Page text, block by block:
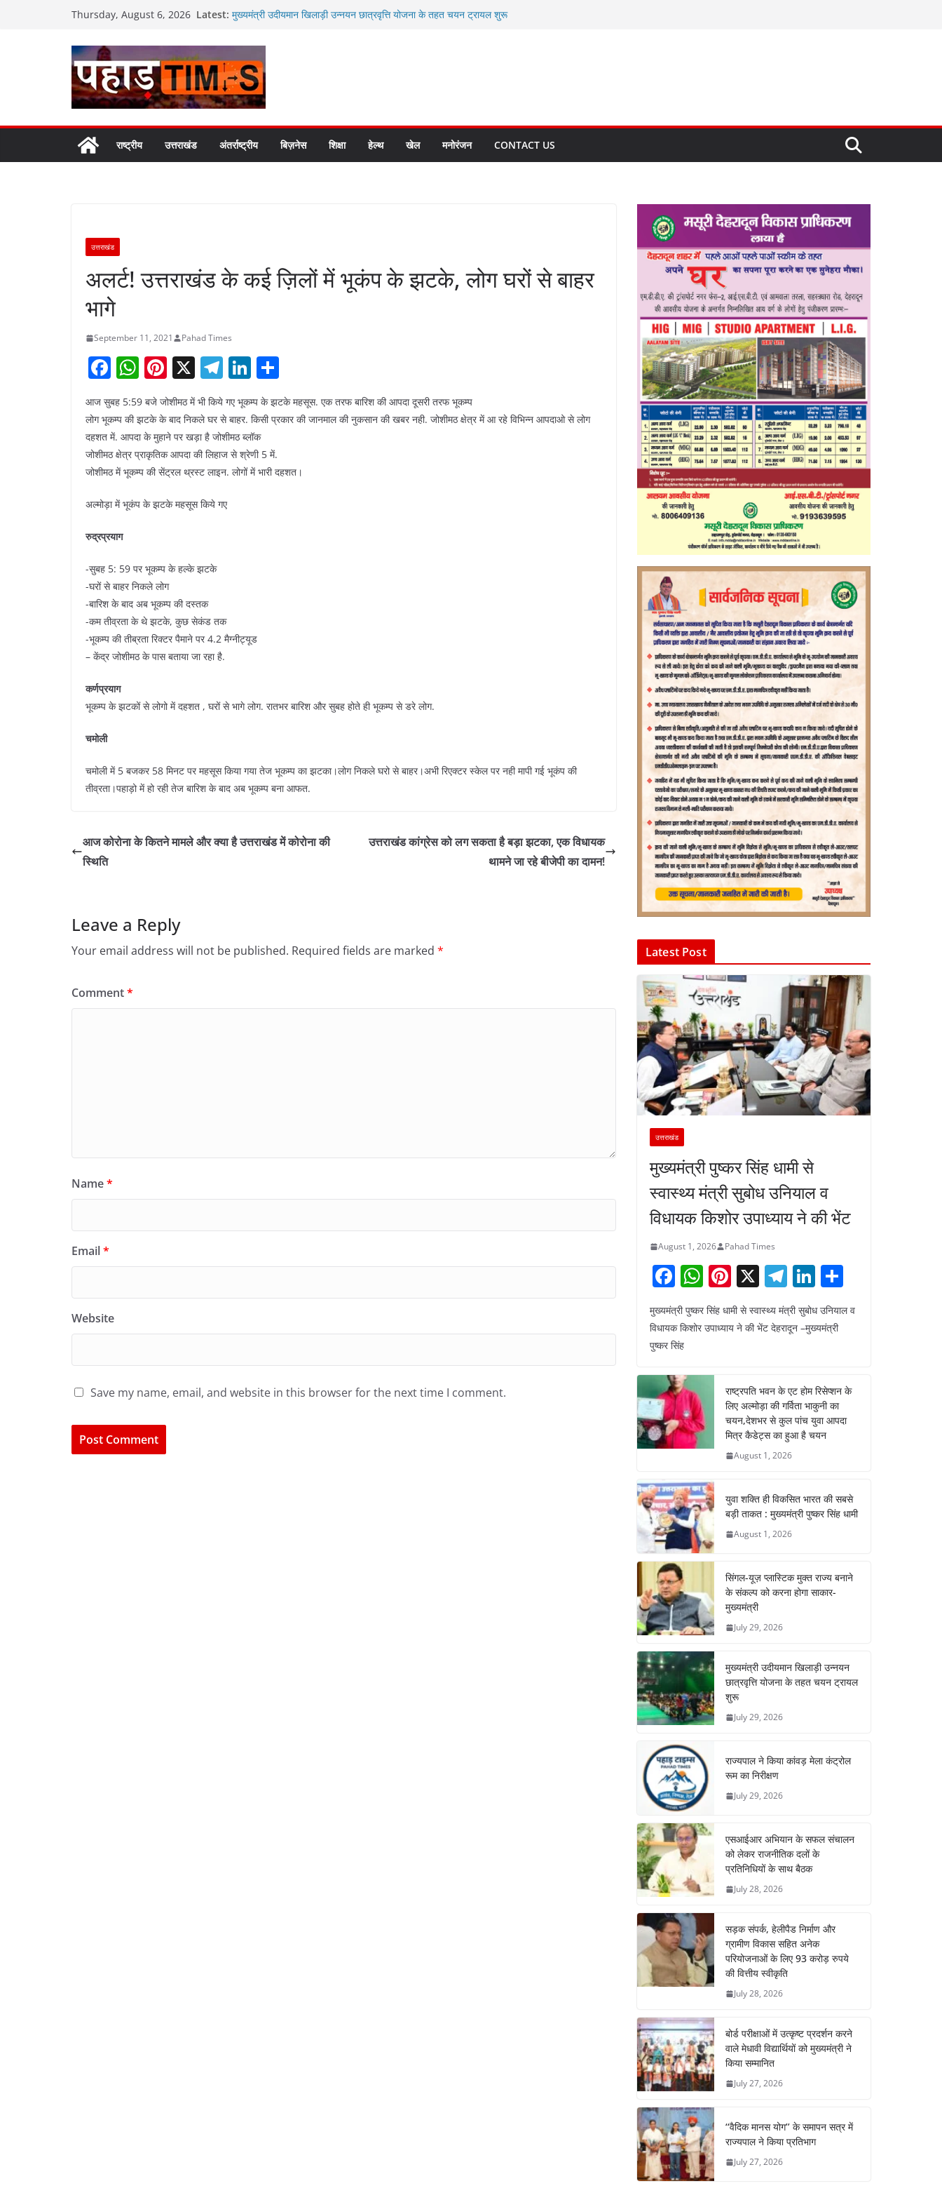
Thursday, August 6, 2026 Latest: मुख्यमंत्री उदीयमान खिलाड़ी उन्नयन छात्रवृत्ति योजना के तहत चयन ट्रायल शुरू
चयन,देशभर से कुल पांच युवा आपदा मित्र कैडेट्स का हुआ है चयन
युवा शक्ति ही विकसित भारत की सबसे बड़ी ताकत : मुख्यमंत्री पुष्कर सिंह धामी
सिंगल-यूज़ प्लास्टिक मुक्त राज्य बनाने के संकल्प को करना होगा साकार- मुख्यमंत्री
राष्ट्रीय उत्तराखंड अंतर्राष्ट्रीय बिज़नेस शिक्षा हेल्थ खेल मनोरंजन CONTACT US
उत्तराखंड
अलर्ट! उत्तराखंड के कई ज़िलों में भूकंप के झटके, लोग घरों से बाहर
भागे
September 11, 2021 Pahad Times
F
c
e
b
o
o
W
at
s
A
p
p
Pi
nt
er
e
st
X T
e
gr
a
m
Li
n
k
e
dI
n
h
ar
आज सुबह 5:59 बजे जोशीमठ में भी किये गए भूकम्प के झटके महसूस. एक तरफ बारिश की आपदा दूसरी तरफ भूकम्प
लोग भूकम्प की झटके के बाद निकले घर से बाहर. किसी प्रकार की जानमाल की नुकसान की खबर नही. जोशीमठ क्षेत्र में आ रहे विभिन्न आपदाओ से लोग
दहशत में. आपदा के मुहाने पर खड़ा है जोशीमठ ब्लॉक
जोशीमठ क्षेत्र प्राकृतिक आपदा की लिहाज से श्रेणी 5 में.
जोशीमठ में भूकम्प की सेंट्रल थ्रस्ट लाइन. लोगों में भारी दहशत।
अल्मोड़ा में भूकंप के झटके महसूस किये गए
रुद्रप्रयाग
-सुबह 5: 59 पर भूकम्प के हल्के झटके
-घरों से बाहर निकले लोग
-बारिश के बाद अब भूकम्प की दस्तक
-कम तीव्रता के थे झटके, कुछ सेकंड तक
-भूकम्प की तीब्रता रिक्टर पैमाने पर 4.2 मैग्नीट्यूड
– केंद्र जोशीमठ के पास बताया जा रहा है.
कर्णप्रयाग
भूकम्प के झटकों से लोगो में दहशत , घरों से भागे लोग. रातभर बारिश और सुबह होते ही भूकम्प से डरे लोग.
चमोली
चमोली में 5 बजकर 58 मिनट पर महसूस किया गया तेज भूकम्प का झटका।लोग निकले घरो से बाहर।अभी रिएक्टर स्केल पर नही मापी गई भूकंप की
तीव्रता।पहाड़ो में हो रही तेज बारिश के बाद अब भूकम्प बना आफत.
आज कोरोना के कितने मामले और क्या है उत्तराखंड में कोरोना की
स्थिति
उत्तराखंड कांग्रेस को लग सकता है बड़ा झटका, एक विधायक
थामने जा रहे बीजेपी का दामन!
Leave a Reply
Your email address will not be published. Required fields are marked *
Comment*
Name*
Email*
Website
Save my name, email, and website in this browser for the next time I comment.
Latest Post
उत्तराखंड
मुख्यमंत्री पुष्कर सिंह धामी से
स्वास्थ्य मंत्री सुबोध उनियाल व
विधायक किशोर उपाध्याय ने की भेंट
August 1, 2026 Pahad Times
F
a
c
e
o
o
k
W
h
at
p
Pi
nt
er
X T
el
e
gr
m
Li
n
k
n
ar
मुख्यमंत्री पुष्कर सिंह धामी से स्वास्थ्य मंत्री सुबोध उनियाल व
विधायक किशोर उपाध्याय ने की भेंट देहरादून –मुख्यमंत्री
पुष्कर सिंह
राष्ट्रपति भवन के एट होम रिसेप्शन के
लिए अल्मोड़ा की गर्विता भाकुनी का
चयन,देशभर से कुल पांच युवा आपदा
मित्र कैडेट्स का हुआ है चयन
August 1, 2026
युवा शक्ति ही विकसित भारत की सबसे
बड़ी ताकत : मुख्यमंत्री पुष्कर सिंह धामी
August 1, 2026
सिंगल-यूज़ प्लास्टिक मुक्त राज्य बनाने
के संकल्प को करना होगा साकार-
मुख्यमंत्री
July 29, 2026
मुख्यमंत्री उदीयमान खिलाड़ी उन्नयन
छात्रवृत्ति योजना के तहत चयन ट्रायल
शुरू
July 29, 2026
राज्यपाल ने किया कांवड़ मेला कंट्रोल
रूम का निरीक्षण
July 29, 2026
एसआईआर अभियान के सफल संचालन
को लेकर राजनीतिक दलों के
प्रतिनिधियों के साथ बैठक
July 28, 2026
सड़क संपर्क, हेलीपैड निर्माण और
ग्रामीण विकास सहित अनेक
परियोजनाओं के लिए 93 करोड़ रुपये
की वित्तीय स्वीकृति
July 28, 2026
बोर्ड परीक्षाओं में उत्कृष्ट प्रदर्शन करने
वाले मेधावी विद्यार्थियों को मुख्यमंत्री ने
किया सम्मानित
July 27, 2026
‘‘वैदिक मानस योग’’ के समापन सत्र में
राज्यपाल ने किया प्रतिभाग
July 27, 2026